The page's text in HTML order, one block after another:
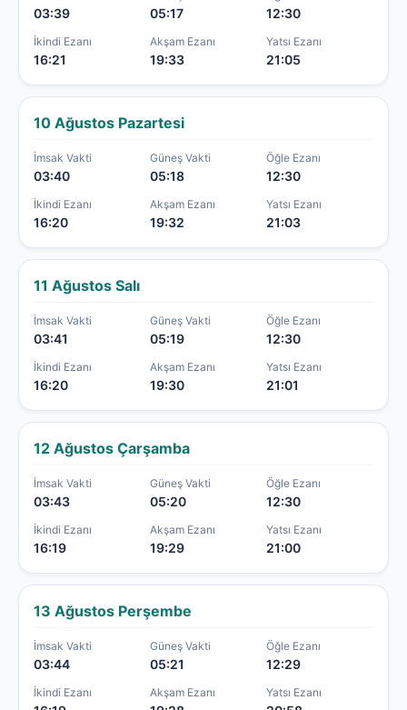
03:39 05:17 12:30
İkindi Ezanı
16:21
Akşam Ezanı
19:33
Yatsı Ezanı
21:05
10 Ağustos Pazartesi
İmsak Vakti
03:40
Güneş Vakti
05:18
Öğle Ezanı
12:30
İkindi Ezanı
16:20
Akşam Ezanı
19:32
Yatsı Ezanı
21:03
11 Ağustos Salı
İmsak Vakti
03:41
Güneş Vakti
05:19
Öğle Ezanı
12:30
İkindi Ezanı
16:20
Akşam Ezanı
19:30
Yatsı Ezanı
21:01
12 Ağustos Çarşamba
İmsak Vakti
03:43
Güneş Vakti
05:20
Öğle Ezanı
12:30
İkindi Ezanı
16:19
Akşam Ezanı
19:29
Yatsı Ezanı
21:00
13 Ağustos Perşembe
İmsak Vakti
03:44
Güneş Vakti
05:21
Öğle Ezanı
12:29
İkindi Ezanı Akşam Ezanı Yatsı Ezanı